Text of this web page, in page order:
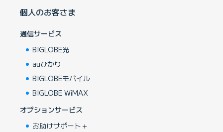
個人のお客さま
通信サービス
BIGLOBE光
auひかり
BIGLOBEモバイル
BIGLOBE WiMAX
オプションサービス
お助けサポート＋